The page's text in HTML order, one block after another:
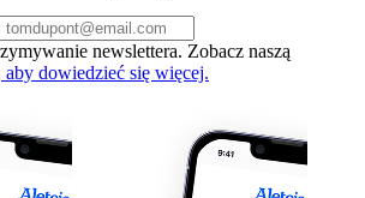
newslettera. Zobacz naszą
dowiedzieć się więcej.